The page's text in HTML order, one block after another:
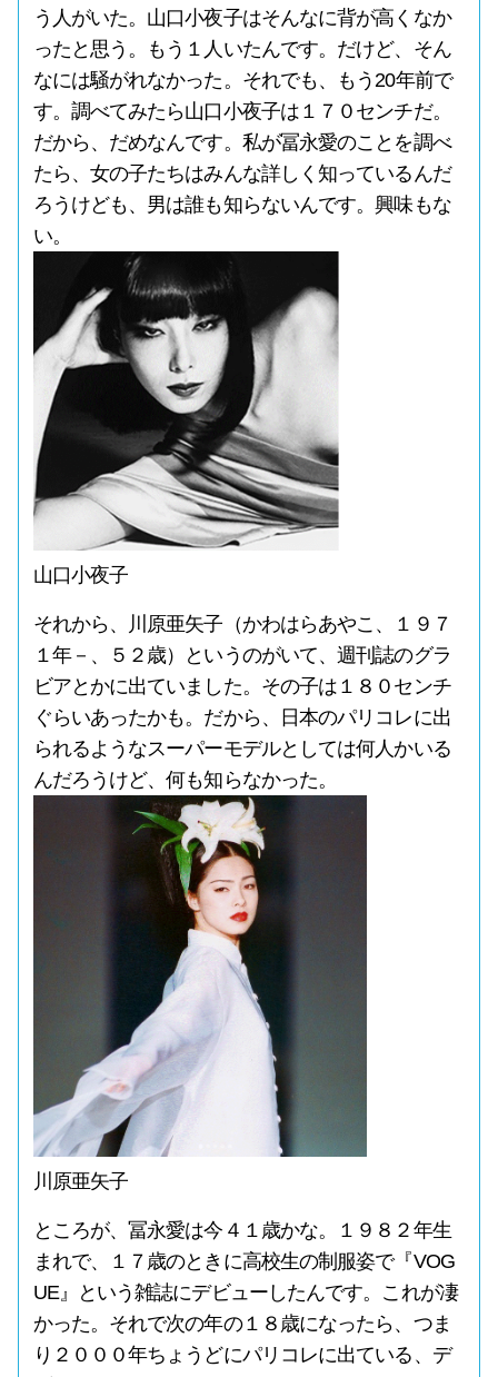
う人がいた。山口小夜子はそんなに背が高くなか
ったと思う。もう１人いたんです。だけど、そん
なには騒がれなかった。それでも、もう20年前で
す。調べてみたら山口小夜子は１７０センチだ。
だから、だめなんです。私が冨永愛のことを調べ
たら、女の子たちはみんな詳しく知っているんだ
ろうけども、男は誰も知らないんです。興味もな
い。
山口小夜子
それから、川原亜矢子（かわはらあやこ、１９７
１年－、５２歳）というのがいて、週刊誌のグラ
ビアとかに出ていました。その子は１８０センチ
ぐらいあったかも。だから、日本のパリコレに出
られるようなスーパーモデルとしては何人かいる
んだろうけど、何も知らなかった。
川原亜矢子
ところが、冨永愛は今４１歳かな。１９８２年生
まれで、１７歳のときに高校生の制服姿で『VOG
UE』という雑誌にデビューしたんです。これが凄
かった。それで次の年の１８歳になったら、つま
り２０００年ちょうどにパリコレに出ている、デ